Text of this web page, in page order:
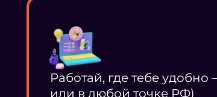
Работай, где тебе удобно
или в любой точке РФ)